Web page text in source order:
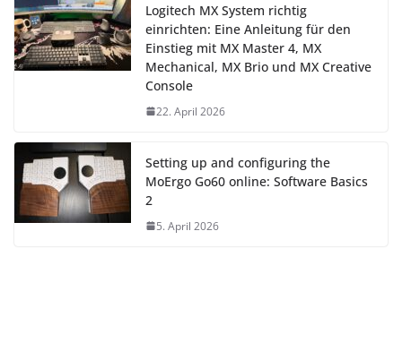
Logitech MX System richtig
einrichten: Eine Anleitung für den
Einstieg mit MX Master 4, MX
Mechanical, MX Brio und MX Creative
Console
22. April 2026
Setting up and configuring the
MoErgo Go60 online: Software Basics
2
5. April 2026